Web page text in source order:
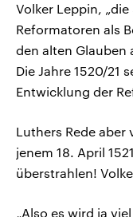
Volker Leppin,
Reformatoren als
den alten Glauben
Die Jahre 1520/21
Entwicklung der
Luthers Rede aber
jenem 18. April
überstrahlen!
„Also es wird ja